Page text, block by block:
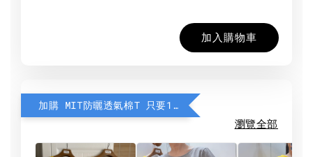
加入購物車
加購 MIT防曬透氣棉T 只要190元
瀏覽全部